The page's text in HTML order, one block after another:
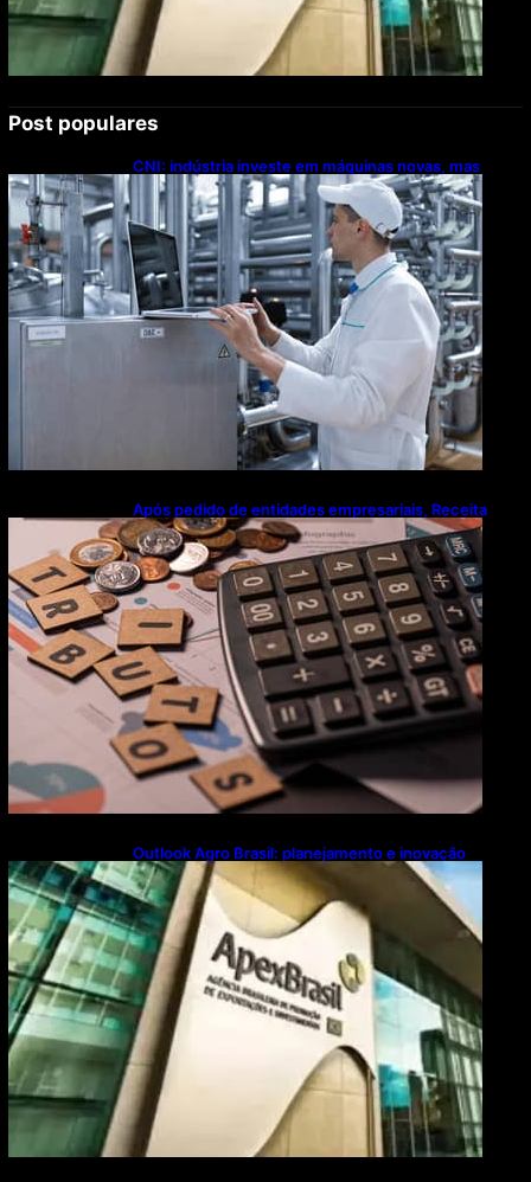
Post populares
CNI: indústria investe em máquinas novas, mas
modernização tecnológica avança lentamente
Após pedido de entidades empresariais, Receita
flexibiliza regras da Reforma Tributária
Outlook Agro Brasil: planejamento e inovação
pautam debates sobre futuro do agronegócio